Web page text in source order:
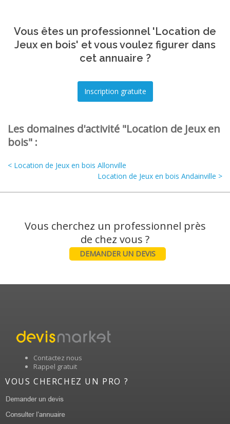
Vous êtes un professionnel 'Location de
Jeux en bois' et vous voulez figurer dans
cet annuaire ?
Les domaines d'activité "Location de Jeux en
bois" :
< Location de Jeux en bois Allonville
Location de Jeux en bois Andainville >
Vous cherchez un professionnel près
DEMANDER UN DEVIS
Contactez nous
Rappel gratuit
VOUS CHERCHEZ UN PRO ?